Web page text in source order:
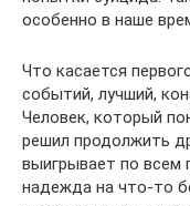
особенно в наше
Что касается
событий, лучший,
Человек, который
решил продолжить
выигрывает по всем
надежда на что-то